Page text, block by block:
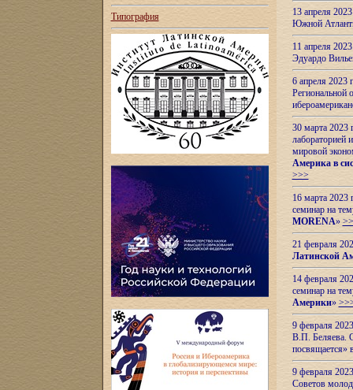
Типография
13 апреля
Южной
11 апреля
Эдуардо
6 апреля
Региональной
30 марта 2023
лабораторией
мировой
Америка в
>>>
16 марта 2023
семинар на
MORENA»
21 февраля
Латинской
14 февраля
семинар на
Америки»
9 февраля
В.П. Беляева.
посвящается»
9 февраля
Советов